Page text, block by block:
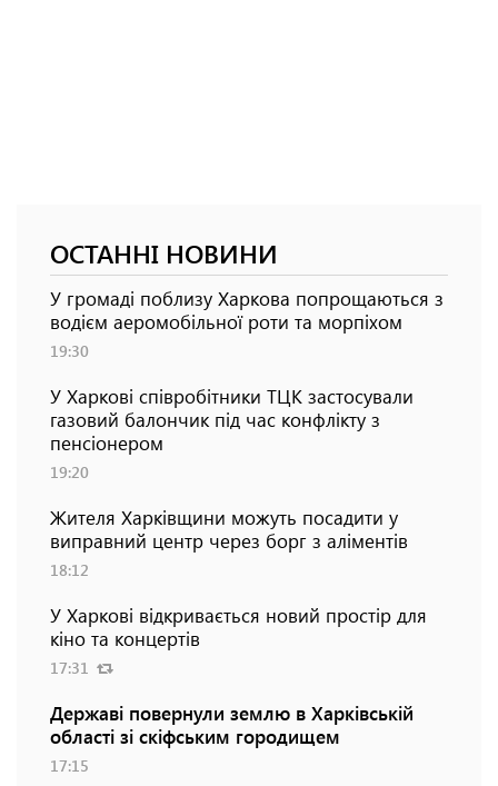
ОСТАННІ НОВИНИ
У громаді поблизу Харкова попрощаються з
водієм аеромобільної роти та морпіхом
19:30
У Харкові співробітники ТЦК застосували
газовий балончик під час конфлікту з
пенсіонером
19:20
Жителя Харківщини можуть посадити у
виправний центр через борг з аліментів
18:12
У Харкові відкривається новий простір для
кіно та концертів
17:31
Державі повернули землю в Харківській
області зі скіфським городищем
17:15